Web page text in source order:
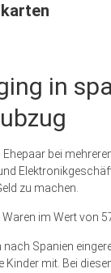
in
bei
zu machen.
im Wert von
Spanien
mit. Bei